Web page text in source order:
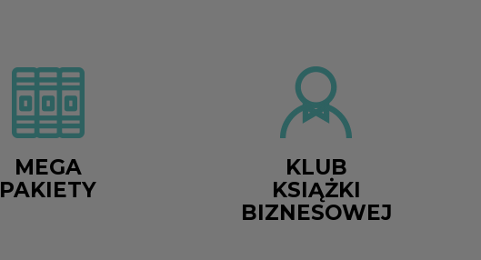
MEGA
PAKIETY
KLUB
KSIĄŻKI
BIZNESOWEJ